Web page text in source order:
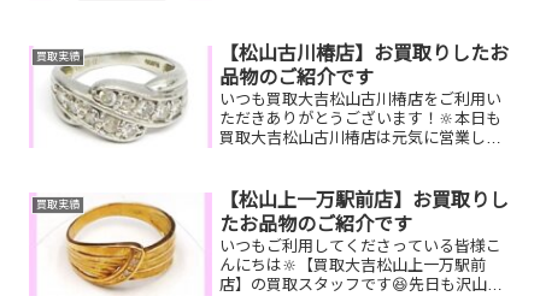
バッグ 古銭
図書カードNEXTし...
買取実績
【松山古川椿店】お買取りしたお
品物のご紹介です
いつも買取大吉松山古川椿店をご利用い
ただきありがとうございます！🔆本日も
買取大吉松山古川椿店は元気に営業して
ブライトリングメンズ腕時計お家で眠っ
ているお品物はございま...
買取実績
【松山上一万駅前店】お買取りし
たお品物のご紹介です
いつもご利用してくださっている皆様こ
んにちは🔆【買取大吉松山上一万駅前
店】の買取スタッフです😆先日も沢山の